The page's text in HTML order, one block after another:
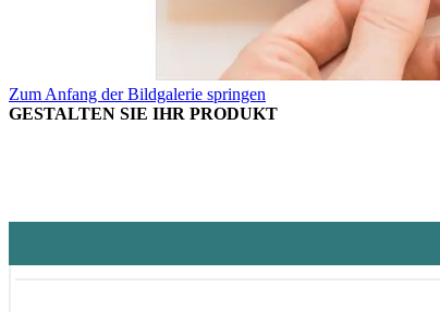
Zum Anfang der Bildgalerie springen
GESTALTEN SIE IHR PRODUKT